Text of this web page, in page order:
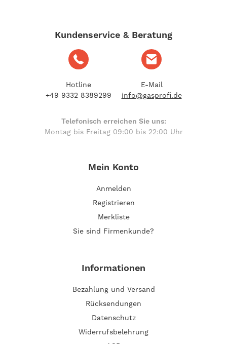
Kundenservice & Beratung
Hotline
+49 9332 8389299
E-Mail
info@gasprofi.de
Telefonisch erreichen Sie uns:
Montag bis Freitag 09:00 bis 22:00 Uhr
Mein Konto
Anmelden
Registrieren
Merkliste
Sie sind Firmenkunde?
Informationen
Bezahlung und Versand
Rücksendungen
Datenschutz
Widerrufsbelehrung